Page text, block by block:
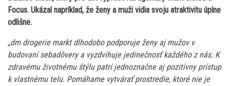
Focus. Ukázal napríklad, že ženy a muži vidia svoju atraktivitu úplne
odlišne.
„dm drogerie markt dlhodobo podporuje ženy aj mužov v
budovaní sebadôvery a vyzdvihuje jedinečnosť každého z nás. K
zdravému životnému štýlu patrí jednoznačne aj pozitívny prístup
k vlastnému telu. Pomáhame vytvárať prostredie, ktoré nie je